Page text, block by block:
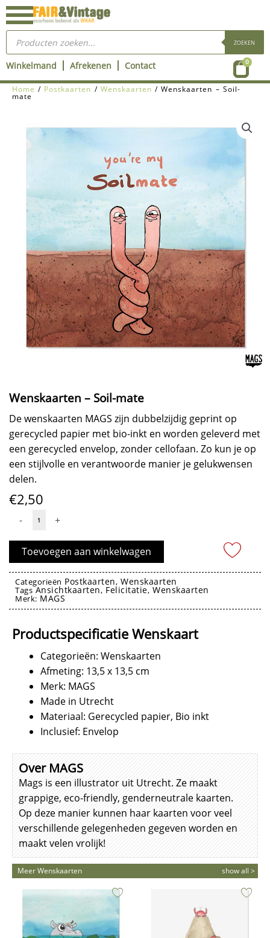
Ga
naar
inhoud
Producten
zoeken ZOEKEN
Winkelmand Afrekenen Contact 0
Home / Postkaarten / Wenskaarten / Wenskaarten – Soil-
mate
Wenskaarten – Soil-mate
De wenskaarten MAGS zijn dubbelzijdig geprint op
gerecycled papier met bio-inkt en worden geleverd met
een gerecycled envelop, zonder cellofaan. Zo kun je op
een stijlvolle en verantwoorde manier je gelukwensen
delen.
€2,50
-
Wenskaarten
Soil-
mate
aantal
+
Toevoegen aan winkelwagen
Categorieën Postkaarten,Wenskaarten
Tags Ansichtkaarten, Felicitatie,Wenskaarten
Merk: MAGS
Productspecificatie Wenskaart
Categorieën: Wenskaarten
Afmeting: 13,5 x 13,5 cm
Merk: MAGS
Made in Utrecht
Materiaal: Gerecycled papier, Bio inkt
Inclusief: Envelop
Over MAGS
Mags is een illustrator uit Utrecht. Ze maakt
grappige, eco-friendly, genderneutrale kaarten.
Op deze manier kunnen haar kaarten voor veel
verschillende gelegenheden gegeven worden en
maakt velen vrolijk!
Meer Wenskaarten show all >